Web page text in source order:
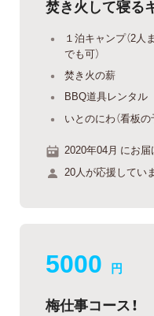
焚き火して寝る
１泊キャンプ（2
でも可）
焚き火の薪
BBQ道具レンタル
いとのにわ（看板
2020年04月 にお届
20人が応援してい
5000 円
梅仕事コース！